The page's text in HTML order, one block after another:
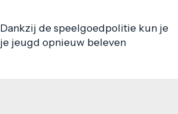
Dankzij de speelgoedpolitie kun je
je jeugd opnieuw beleven